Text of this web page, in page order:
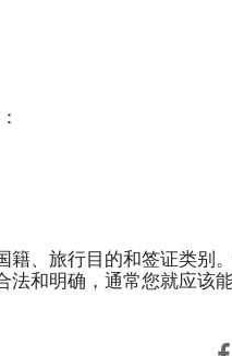
、旅行目的和签证类别
和明确，通常您就应该